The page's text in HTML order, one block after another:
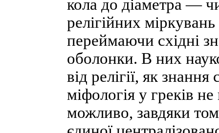
кола до діаметра —
релігійних
переймаючи східні
оболонки. В них
від релігії, як
міфологія у греків
можливо, завдяки